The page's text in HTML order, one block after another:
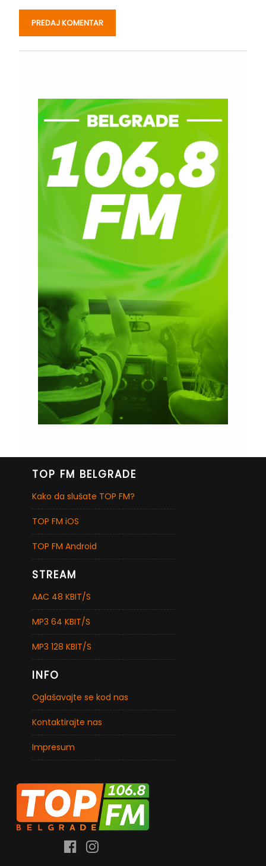
TOP FM BELGRADE
Kako da slušate TOP FM?
TOP FM iOS
TOP FM Android
STREAM
AAC 48 KBIT/S
MP3 64 KBIT/S
MP3 128 KBIT/S
INFO
Oglašavajte se kod nas
Kontaktirajte nas
Impresum